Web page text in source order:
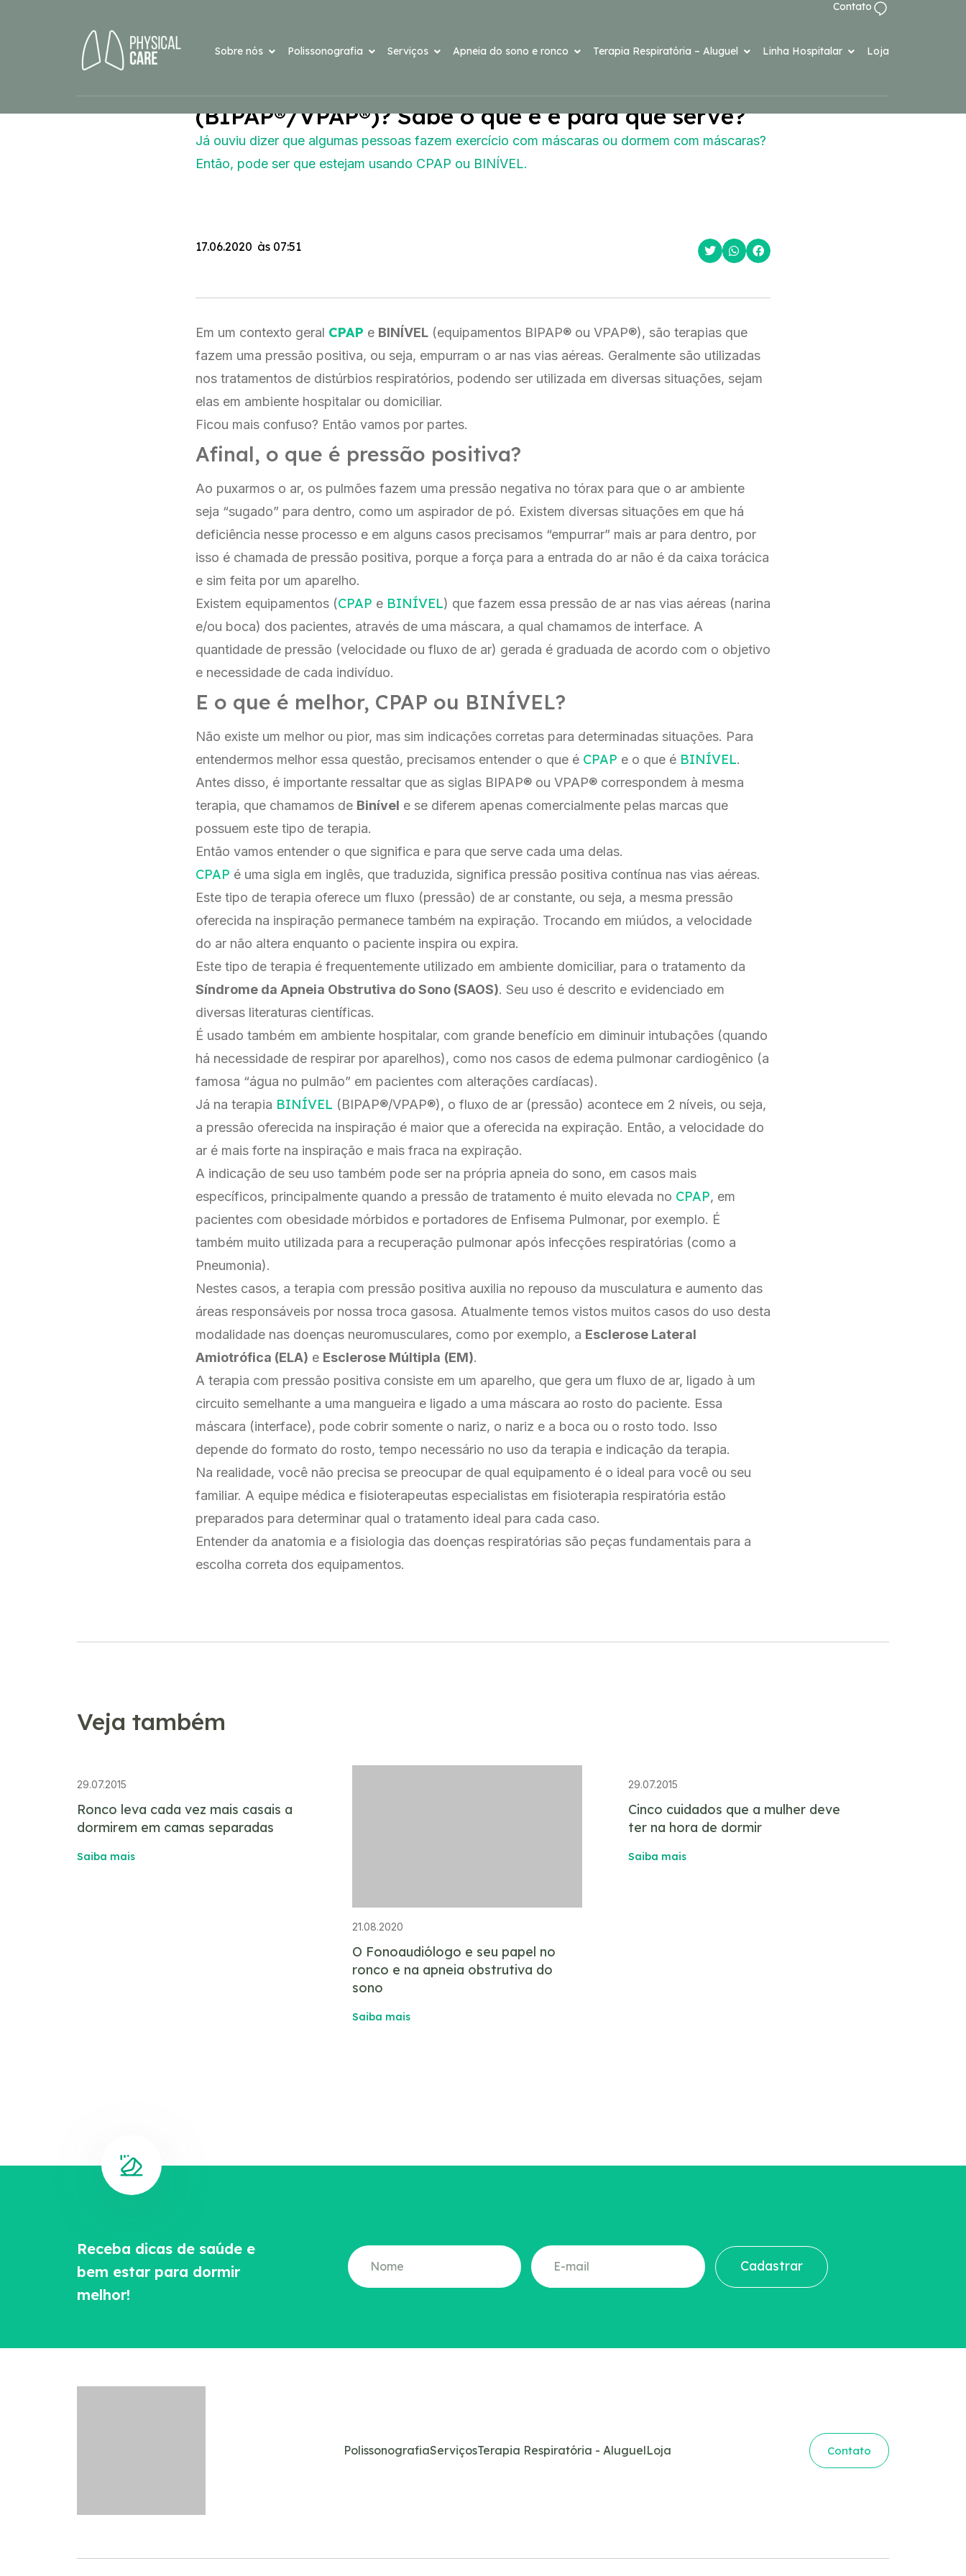
Contato
Sobre nós Polissonografia Serviços Apneia do sono e ronco Terapia Respiratória – Aluguel Linha Hospitalar Loja
Você já ouviu falar em CPAP e BINÍVEL
(BIPAP®/VPAP®)? Sabe o que é e para que serve?
Já ouviu dizer que algumas pessoas fazem exercício com máscaras ou dormem com máscaras?
Então, pode ser que estejam usando CPAP ou BINÍVEL.
17.06.2020 às 07:51
Em um contexto geral CPAP e BINÍVEL (equipamentos BIPAP® ou VPAP®), são terapias que
fazem uma pressão positiva, ou seja, empurram o ar nas vias aéreas. Geralmente são utilizadas
nos tratamentos de distúrbios respiratórios, podendo ser utilizada em diversas situações, sejam
elas em ambiente hospitalar ou domiciliar.
Ficou mais confuso? Então vamos por partes.
Afinal, o que é pressão positiva?
Ao puxarmos o ar, os pulmões fazem uma pressão negativa no tórax para que o ar ambiente
seja “sugado” para dentro, como um aspirador de pó. Existem diversas situações em que há
deficiência nesse processo e em alguns casos precisamos “empurrar” mais ar para dentro, por
isso é chamada de pressão positiva, porque a força para a entrada do ar não é da caixa torácica
e sim feita por um aparelho.
Existem equipamentos (CPAP e BINÍVEL) que fazem essa pressão de ar nas vias aéreas (narina
e/ou boca) dos pacientes, através de uma máscara, a qual chamamos de interface. A
quantidade de pressão (velocidade ou fluxo de ar) gerada é graduada de acordo com o objetivo
e necessidade de cada indivíduo.
E o que é melhor, CPAP ou BINÍVEL?
Não existe um melhor ou pior, mas sim indicações corretas para determinadas situações. Para
entendermos melhor essa questão, precisamos entender o que é CPAP e o que é BINÍVEL.
Antes disso, é importante ressaltar que as siglas BIPAP® ou VPAP® correspondem à mesma
terapia, que chamamos de Binível e se diferem apenas comercialmente pelas marcas que
possuem este tipo de terapia.
Então vamos entender o que significa e para que serve cada uma delas.
CPAP é uma sigla em inglês, que traduzida, significa pressão positiva contínua nas vias aéreas.
Este tipo de terapia oferece um fluxo (pressão) de ar constante, ou seja, a mesma pressão
oferecida na inspiração permanece também na expiração. Trocando em miúdos, a velocidade
do ar não altera enquanto o paciente inspira ou expira.
Este tipo de terapia é frequentemente utilizado em ambiente domiciliar, para o tratamento da
Síndrome da Apneia Obstrutiva do Sono (SAOS). Seu uso é descrito e evidenciado em
diversas literaturas científicas.
É usado também em ambiente hospitalar, com grande benefício em diminuir intubações (quando
há necessidade de respirar por aparelhos), como nos casos de edema pulmonar cardiogênico (a
famosa “água no pulmão” em pacientes com alterações cardíacas).
Já na terapia BINÍVEL (BIPAP®/VPAP®), o fluxo de ar (pressão) acontece em 2 níveis, ou seja,
a pressão oferecida na inspiração é maior que a oferecida na expiração. Então, a velocidade do
ar é mais forte na inspiração e mais fraca na expiração.
A indicação de seu uso também pode ser na própria apneia do sono, em casos mais
específicos, principalmente quando a pressão de tratamento é muito elevada no CPAP, em
pacientes com obesidade mórbidos e portadores de Enfisema Pulmonar, por exemplo. É
também muito utilizada para a recuperação pulmonar após infecções respiratórias (como a
Pneumonia).
Nestes casos, a terapia com pressão positiva auxilia no repouso da musculatura e aumento das
áreas responsáveis por nossa troca gasosa. Atualmente temos vistos muitos casos do uso desta
modalidade nas doenças neuromusculares, como por exemplo, a Esclerose Lateral
Amiotrófica (ELA) e Esclerose Múltipla (EM).
A terapia com pressão positiva consiste em um aparelho, que gera um fluxo de ar, ligado à um
circuito semelhante a uma mangueira e ligado a uma máscara ao rosto do paciente. Essa
máscara (interface), pode cobrir somente o nariz, o nariz e a boca ou o rosto todo. Isso
depende do formato do rosto, tempo necessário no uso da terapia e indicação da terapia.
Na realidade, você não precisa se preocupar de qual equipamento é o ideal para você ou seu
familiar. A equipe médica e fisioterapeutas especialistas em fisioterapia respiratória estão
preparados para determinar qual o tratamento ideal para cada caso.
Entender da anatomia e a fisiologia das doenças respiratórias são peças fundamentais para a
escolha correta dos equipamentos.
Veja também
29.07.2015
Ronco leva cada vez mais casais a
dormirem em camas separadas
Saiba mais
21.08.2020
O Fonoaudiólogo e seu papel no
ronco e na apneia obstrutiva do
sono
Saiba mais
29.07.2015
Cinco cuidados que a mulher deve
ter na hora de dormir
Saiba mais
Receba dicas de saúde e
bem estar para dormir
melhor!
Cadastrar
Conheça nossas redes sociais e
Rua Tabapuã, 82 – 9º andar